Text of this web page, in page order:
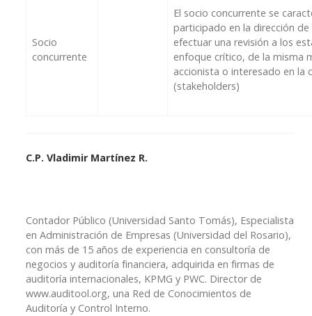
Socio
concurrente
El socio concurrente se
participado en la dirección
efectuar una revisión a los
enfoque crítico, de la misma
accionista o interesado en la
(stakeholders)
C.P. Vladimir Martínez R.
Contador Público (Universidad Santo Tomás), Especialista
en Administración de Empresas (Universidad del Rosario),
con más de 15 años de experiencia en consultoría de
negocios y auditoría financiera, adquirida en firmas de
auditoría internacionales, KPMG y PWC. Director de
www.auditool.org, una Red de Conocimientos de
Auditoría y Control Interno.